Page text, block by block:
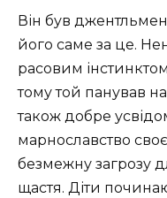
Він був
його саме за це.
расовим
тому той панував
також добре
марнославство
безмежну загрозу
щастя. Діти